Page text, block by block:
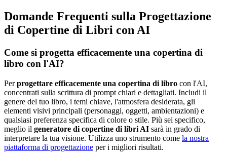
Domande Frequenti sulla Progettazione
di Copertine di Libri con AI
Come si progetta efficacemente una copertina di
libro con l'AI?
Perprogettare efficacemente una copertina di libro con l'AI,
concentrati sulla scrittura di prompt chiari e dettagliati. Includi il
genere del tuo libro, i temi chiave, l'atmosfera desiderata, gli
elementi visivi principali (personaggi, oggetti, ambientazioni) e
qualsiasi preferenza specifica di colore o stile. Più sei specifico,
meglio il generatore di copertine di libri AI sarà in grado di
interpretare la tua visione. Utilizza uno strumento come la nostra
piattaforma di progettazione per i migliori risultati.